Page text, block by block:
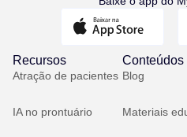
Recursos
Atração de pacientes
IA no prontuário
Conteúdos
Blog
Materiais